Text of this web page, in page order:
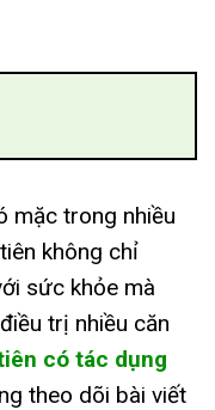
mặc trong nhiều
không chỉ
sức khỏe mà
trị nhiều căn
có tác dụng
theo dõi bài viết